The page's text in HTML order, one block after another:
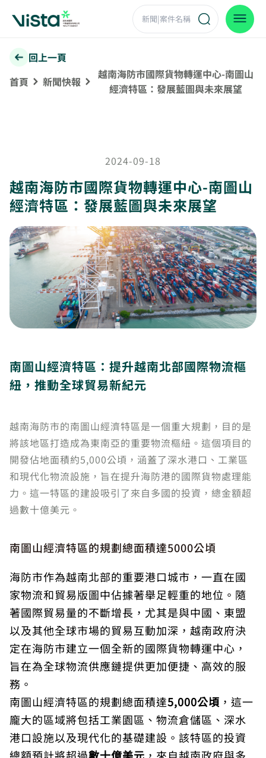
回上一頁
首頁
新聞快報
越南海防市國際貨物轉運中心-南圖山
經濟特區：發展藍圖與未來展望
2024-09-18
越南海防市國際貨物轉運中心-南圖山
經濟特區：發展藍圖與未來展望
南圖山經濟特區：提升越南北部國際物流樞
紐，推動全球貿易新紀元
越南海防市的南圖山經濟特區是一個重大規劃，目的是
將該地區打造成為東南亞的重要物流樞紐。這個項目的
開發佔地面積約5,000公頃，涵蓋了深水港口、工業區
和現代化物流設施，旨在提升海防港的國際貨物處理能
力。這一特區的建設吸引了來自多國的投資，總金額超
過數十億美元。
南圖山經濟特區的規劃總面積達5000公頃
海防市作為越南北部的重要港口城市，一直在國
家物流和貿易版圖中佔據著舉足輕重的地位。隨
著國際貿易量的不斷增長，尤其是與中國、東盟
以及其他全球市場的貿易互動加深，越南政府決
定在海防市建立一個全新的國際貨物轉運中心，
旨在為全球物流供應鏈提供更加便捷、高效的服
務。
南圖山經濟特區的規劃總面積達5,000公頃 ，這一
龐大的區域將包括工業園區、物流倉儲區、深水
港口設施以及現代化的基礎建設。該特區的投資